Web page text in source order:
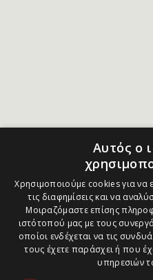
Αυτός ο
Χρησιμοποιούμε cookies για να
τις διαφημίσεις και να
Μοιραζόμαστε επίσης
ιστότοπού μας με τους
οποίοι ενδέχεται να τις
τους έχετε παράσχει ή που
υπηρεσιών